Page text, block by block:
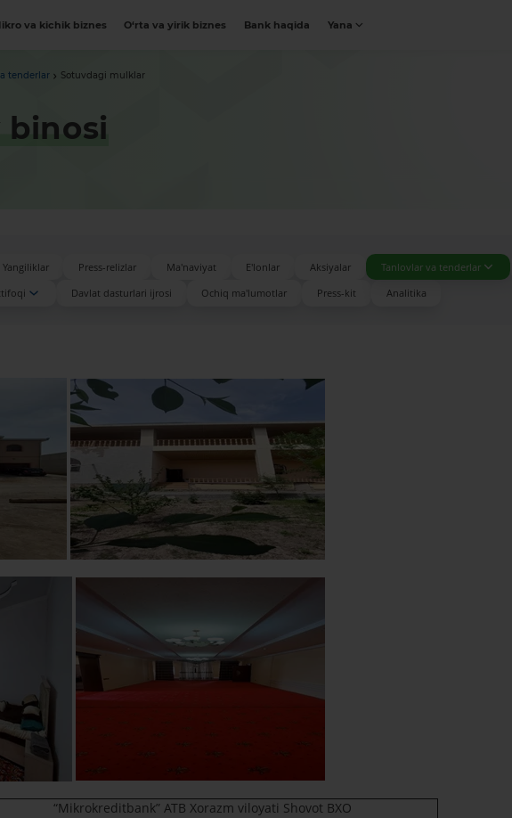
va kichik biznes O‘rta va yirik biznes Bank haqida Yana
tenderlar Sotuvdagi mulklar
binosi
Yangiliklar Press-relizlar Ma'naviyat E'lonlar Aksiyalar Tanlovlar va tenderlar
Davlat dasturlari ijrosi Ochiq ma'lumotlar Press-kit Analitika
“Mikrokreditbank” ATB Xorazm viloyati Shovot BXO